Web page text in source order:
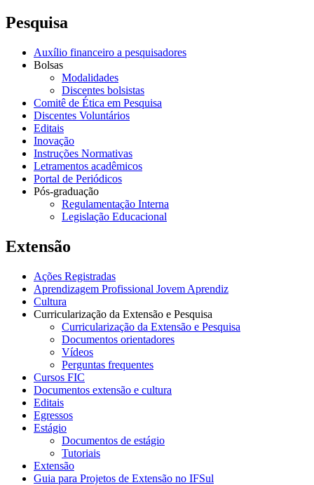
Pesquisa
Auxílio financeiro a pesquisadores
Bolsas
Modalidades
Discentes bolsistas
Comitê de Ética em Pesquisa
Discentes Voluntários
Editais
Inovação
Instruções Normativas
Letramentos acadêmicos
Portal de Periódicos
Pós-graduação
Regulamentação Interna
Legislação Educacional
Extensão
Ações Registradas
Aprendizagem Profissional Jovem Aprendiz
Cultura
Curricularização da Extensão e Pesquisa
Curricularização da Extensão e Pesquisa
Documentos orientadores
Vídeos
Perguntas frequentes
Cursos FIC
Documentos extensão e cultura
Editais
Egressos
Estágio
Documentos de estágio
Tutoriais
Extensão
Guia para Projetos de Extensão no IFSul